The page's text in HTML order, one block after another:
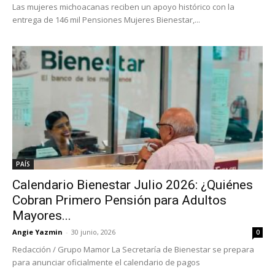
Las mujeres michoacanas reciben un apoyo histórico con la
entrega de 146 mil Pensiones Mujeres Bienestar,...
PAÍS
Calendario Bienestar Julio 2026: ¿Quiénes
Cobran Primero Pensión para Adultos
Mayores...
Angie Yazmin - 30 junio, 2026 0
Redacción / Grupo Mamor La Secretaría de Bienestar se prepara
para anunciar oficialmente el calendario de pagos